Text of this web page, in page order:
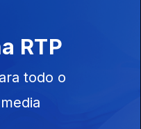
24 mai. 2025
Imagem
RTP
todo o